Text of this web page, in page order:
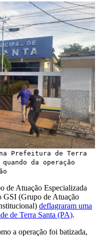
na Prefeitura de Terra
da operação
de Atuação Especializada
GSI (Grupo de Atuação
deflagraram uma
de Terra Santa (PA).
a operação foi batizada,